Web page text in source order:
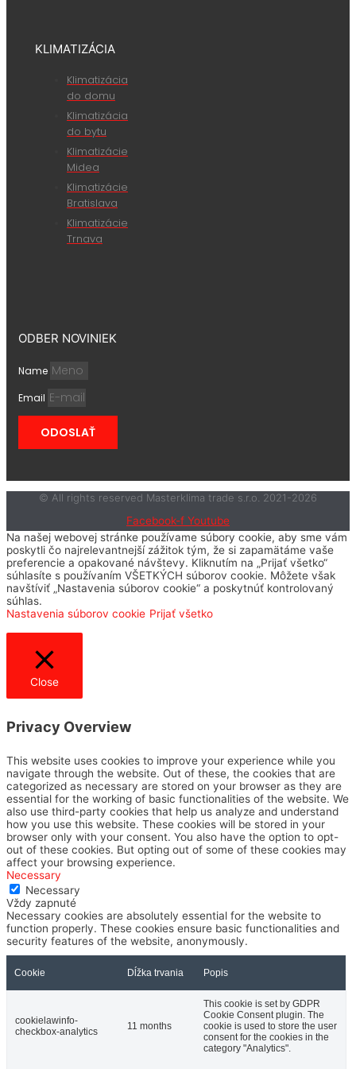
KLIMATIZÁCIA
Klimatizácia
do domu
Klimatizácia
do bytu
Klimatizácie
Midea
Klimatizácie
Bratislava
Klimatizácie
Trnava
ODBER NOVINIEK
Name
Email
ODOSLAŤ
© All rights reserved Masterklima trade s.r.o. 2021-2026
Facebook-f Youtube
Na našej webovej stránke používame súbory cookie, aby sme vám
poskytli čo najrelevantnejší zážitok tým, že si zapamätáme vaše
preferencie a opakované návštevy. Kliknutím na „Prijať všetko“
súhlasíte s používaním VŠETKÝCH súborov cookie. Môžete však
navštíviť „Nastavenia súborov cookie“ a poskytnúť kontrolovaný
súhlas.
Nastavenia súborov cookie Prijať všetko
Close
Privacy Overview
This website uses cookies to improve your experience while you
navigate through the website. Out of these, the cookies that are
categorized as necessary are stored on your browser as they are
essential for the working of basic functionalities of the website. We
also use third-party cookies that help us analyze and understand
how you use this website. These cookies will be stored in your
browser only with your consent. You also have the option to opt-
out of these cookies. But opting out of some of these cookies may
affect your browsing experience.
Necessary
Necessary
Vždy zapnuté
Necessary cookies are absolutely essential for the website to
function properly. These cookies ensure basic functionalities and
security features of the website, anonymously.
Cookie Dĺžka trvania Popis
cookielawinfo-
checkbox-analytics
11 months
This cookie is set by GDPR
Cookie Consent plugin. The
cookie is used to store the user
consent for the cookies in the
category "Analytics".